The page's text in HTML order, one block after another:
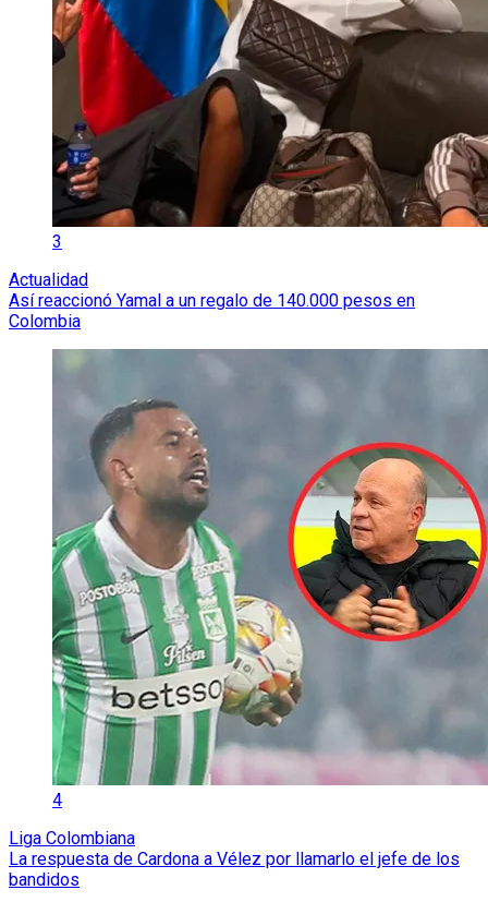
3
Actualidad
Así reaccionó Yamal a un regalo de 140.000 pesos en
Colombia
4
Liga Colombiana
La respuesta de Cardona a Vélez por llamarlo el jefe de los
bandidos